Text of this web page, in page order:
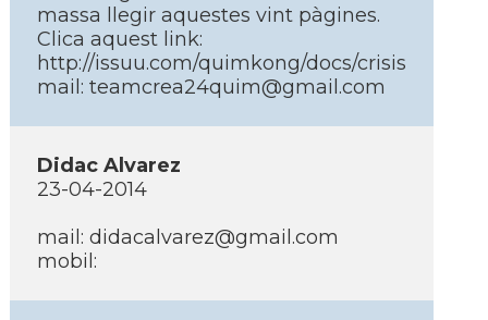
massa llegir aquestes vint pàgines.
Clica aquest link:
http://issuu.com/quimkong/docs/crisis
mail: teamcrea24quim@gmail.com
Didac Alvarez
23-04-2014
mail: didacalvarez@gmail.com
mobil: